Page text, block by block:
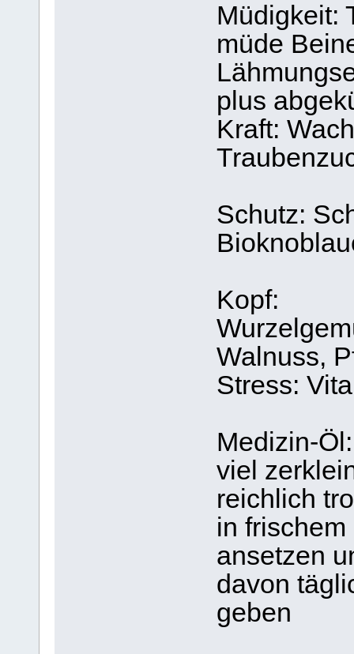
Müdigkeit:
müde
plus
Kraft:
Schutz:
Kopf:
Walnuss,
Stress:
Medizin-Öl:
viel
reichlich
in
ansetzen
davon
geben